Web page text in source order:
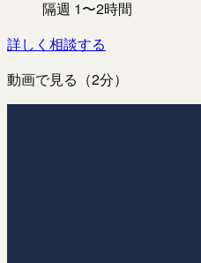
隔週 1〜2時間
詳しく相談する
動画で見る（2分）